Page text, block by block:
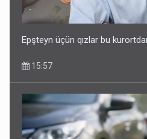
əvvəl diqqətli olun
10:56
Epşteyn üçün qızlar bu
15:57